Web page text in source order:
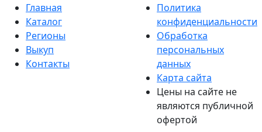
Главная
Каталог
Регионы
Выкуп
Контакты
Политика
конфиденциальности
Обработка
персональных
данных
Карта сайта
Цены на сайте не
являются публичной
офертой